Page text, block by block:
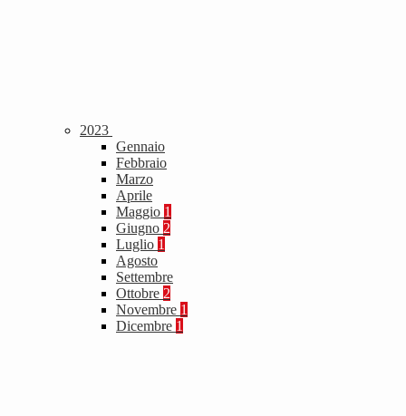
2023
Gennaio
Febbraio
Marzo
Aprile
Maggio 1
Giugno 2
Luglio 1
Agosto
Settembre
Ottobre 2
Novembre 1
Dicembre 1